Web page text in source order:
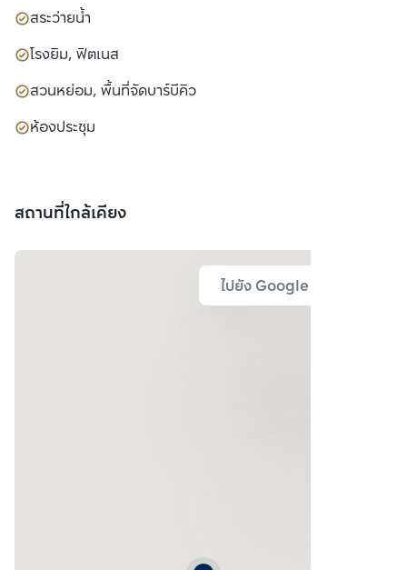
สระว่ายน้ำ
โรงยิม, ฟิตเนส
สวนหย่อม, พื้นที่จัดบาร์บีคิว
ห้องประชุม
สถานที่ใกล้เคียง
ไปยัง Google Map